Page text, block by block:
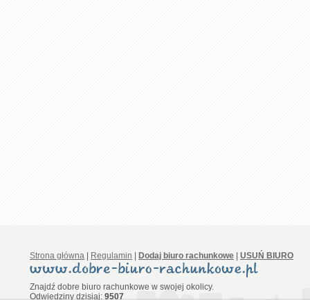
Strona główna Regulamin Dodaj biuro rachunkowe USUŃ BIURO
Znajdź dobre biuro rachunkowe w swojej okolicy.
Odwiedziny dzisiaj: 9507